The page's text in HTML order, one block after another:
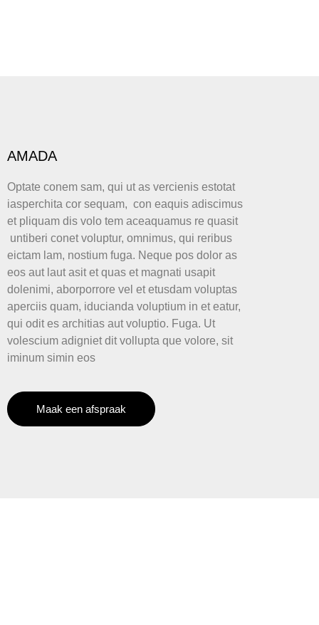
AMADA
Optate conem sam, qui ut as vercienis estotat
iasperchita cor sequam, con eaquis adiscimus
et pliquam dis volo tem aceaquamus re quasit
untiberi conet voluptur, omnimus, qui reribus
eictam lam, nostium fuga. Neque pos dolor as
eos aut laut asit et quas et magnati usapit
dolenimi, aborporrore vel et etusdam voluptas
aperciis quam, iducianda voluptium in et eatur,
qui odit es architias aut voluptio. Fuga. Ut
volescium adigniet dit vollupta que volore, sit
iminum simin eos
Maak een afspraak